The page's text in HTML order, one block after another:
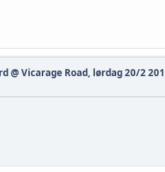
@ Vicarage Road, lørdag 20/2